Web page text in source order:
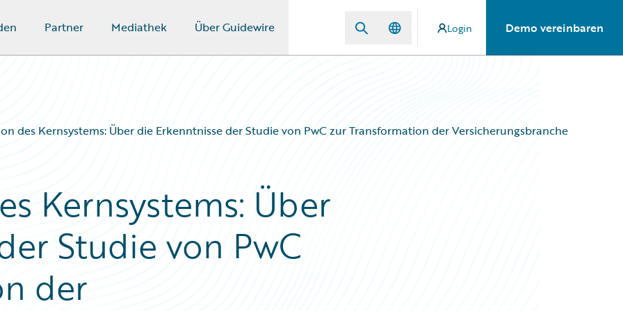
Partner Mediathek Über Guidewire Login Demo vereinbaren
des Kernsystems: Über die Erkenntnisse der Studie von PwC zur Transformation der Versicherungsbranche
Kernsystems: Über
Studie von PwC
der